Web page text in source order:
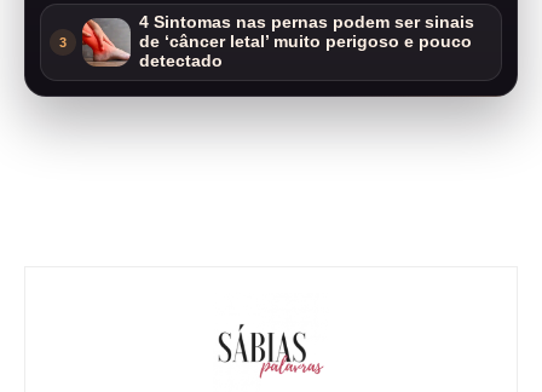
3
4 Sintomas nas pernas podem ser sinais
de ‘câncer letal’ muito perigoso e pouco
detectado